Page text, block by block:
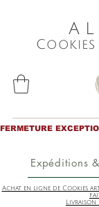
FERMETURE
Achat en ligne de Cookies
Livraison